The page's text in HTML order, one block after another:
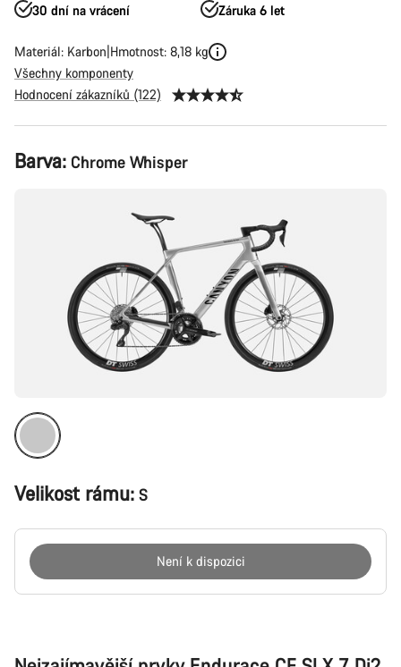
30 dní na vrácení Záruka 6 let
Materiál: Karbon Hmotnost: 8,18 kg
Všechny komponenty
Hodnocení zákazníků (122)
Konfigurace
produktu
Barva: Chrome Whisper
Velikost rámu: S
Není k dispozici